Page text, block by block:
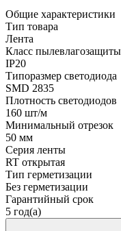
Общие характеристики
Тип товара
Лента
Класс пылевлагозащиты
IP20
Типоразмер светодиода
SMD 2835
Плотность светодиодов
160 шт/м
Минимальный отрезок
50 мм
Серия ленты
RT открытая
Тип герметизации
Без герметизации
Гарантийный срок
5 год(а)